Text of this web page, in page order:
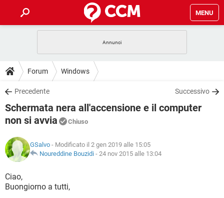
MENU
INTRATTENIMENTO
iOS
INSTAGRAM WHATSAPP
TIKTOK
HARDWARE
GUIDE
COVID-19
iOS
TIKTOK FACEBOOK
DOWNLOAD
COVID-19 GAMING
INTRATTENIMENTO
iOS WINDOWS 10
INSTAGRAM
TIKTOK
FORUM
INTRATTENIMENTO ANDROID
INSTAGRAM
GLOSSARIO
COVID-19
INTRATTENIMENTO
Forum Windows
Precedente Successivo
Schermata nera all'accensione e il computer
non si avvia
Chiuso
GSalvo - Modificato il 2 gen 2019 alle 15:05
Noureddine Bouzidi - 24 nov 2015 alle 13:04
Ciao,
Buongiorno a tutti,